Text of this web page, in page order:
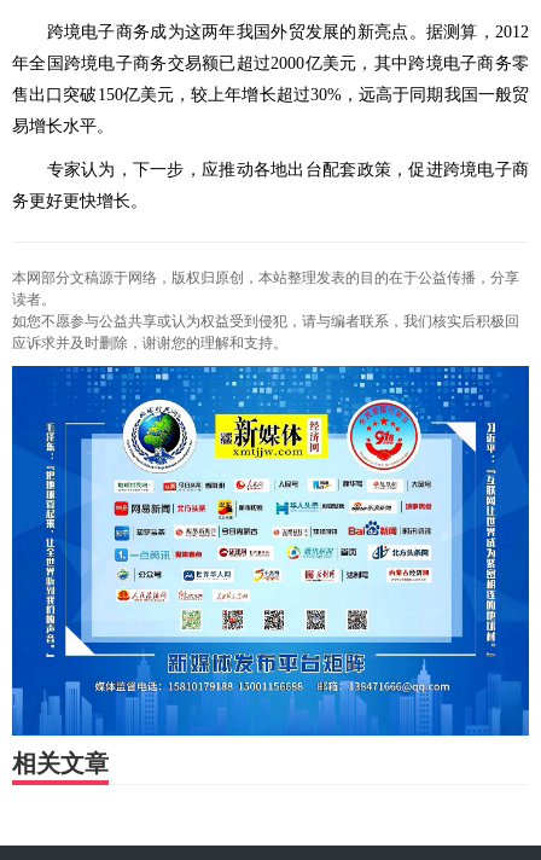
跨境电子商务成为这两年我国外贸发展的新亮点。据测算，2012
年全国跨境电子商务交易额已超过2000亿美元，其中跨境电子商务零
售出口突破150亿美元，较上年增长超过30%，远高于同期我国一般贸
易增长水平。
专家认为，下一步，应推动各地出台配套政策，促进跨境电子商
务更好更快增长。
本网部分文稿源于网络，版权归原创，本站整理发表的目的在于公益传播，分享
读者。
如您不愿参与公益共享或认为权益受到侵犯，请与编者联系，我们核实后积极回
应诉求并及时删除，谢谢您的理解和支持。
相关文章